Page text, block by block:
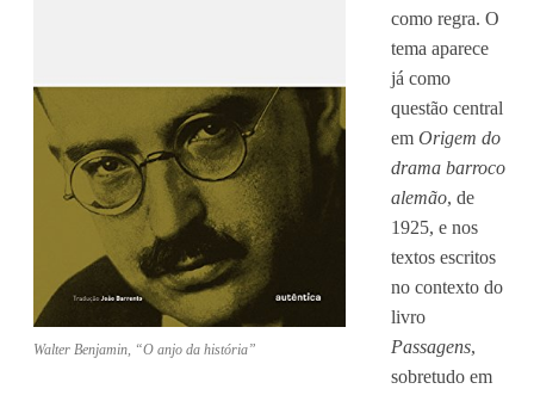
Walter Benjamin, “O anjo da história”
como regra. O
tema aparece
já como
questão central
em Origem do
drama barroco
alemão, de
1925, e nos
textos escritos
no contexto do
livro
Passagens,
sobretudo em